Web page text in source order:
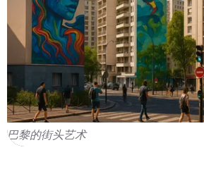
巴黎的街头艺术